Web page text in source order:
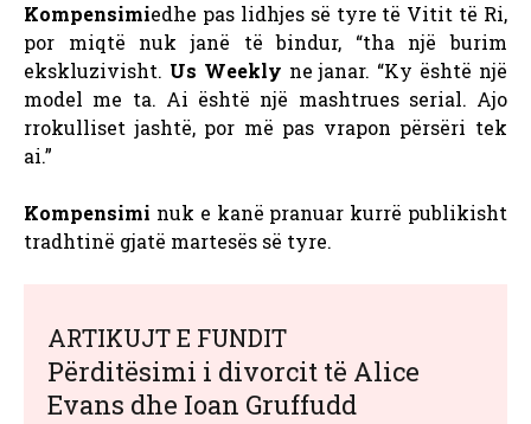
Kompensimiedhe pas lidhjes së tyre të Vitit të Ri,
por miqtë nuk janë të bindur, “tha një burim
ekskluzivisht. Us Weekly ne janar. “Ky është një
model me ta. Ai është një mashtrues serial. Ajo
rrokulliset jashtë, por më pas vrapon përsëri tek
ai.”
Kompensimi nuk e kanë pranuar kurrë publikisht
tradhtinë gjatë martesës së tyre.
ARTIKUJT E FUNDIT
Përditësimi i divorcit të Alice
Evans dhe Ioan Gruffudd